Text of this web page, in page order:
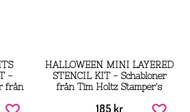
-
från
HALLOWEEN MINI LAYERED
STENCIL KIT - Schabloner
från Tim Holtz Stamper's
185 kr